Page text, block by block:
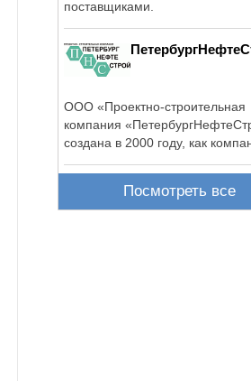
поставщиками.
ООО «Проектно-строительная
компания
создана в 2000 году, как
Посмотреть все